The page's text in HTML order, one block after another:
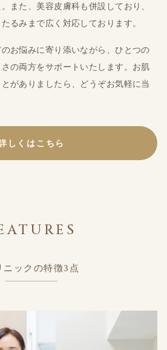
また、美容皮膚科も併設しており、
るみまで広く対応しております。
お悩みに寄り添いながら、ひとつの
の両方をサポートいたします。お肌
がありましたら、どうぞお気軽に当
しくはこちら
ニックの特徴3点